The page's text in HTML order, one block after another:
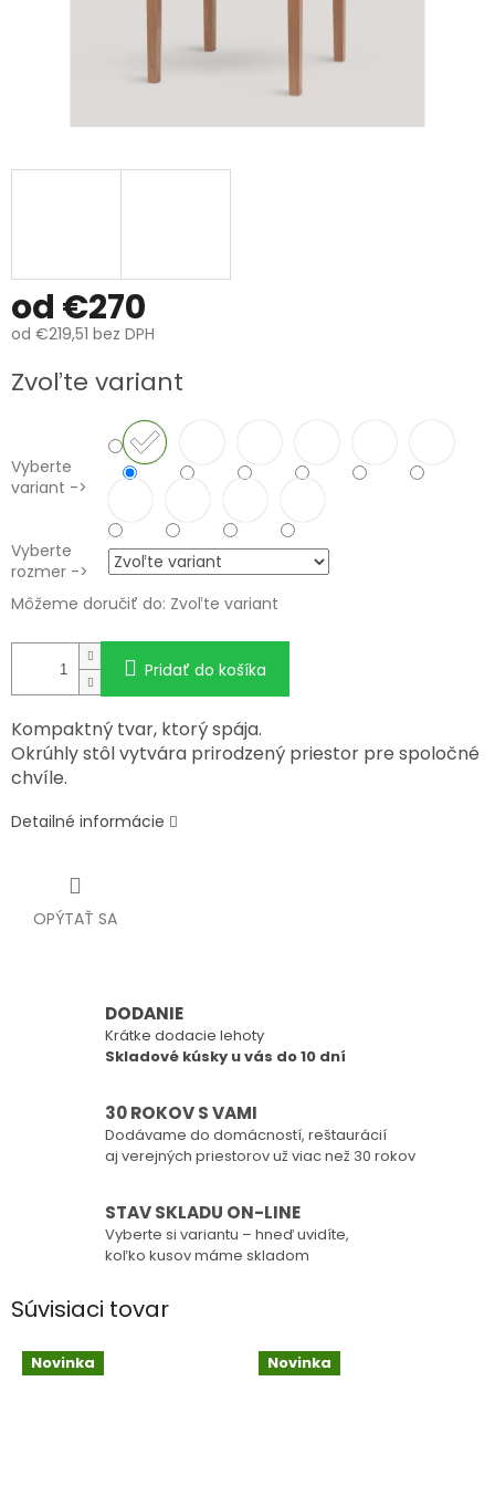
od €270
od €219,51 bez DPH
cena:
Zvoľte variant
Vyberte
variant ->
Vyberte
rozmer ->
Môžeme doručiť do: Zvoľte variant
Pridať do košíka
Kompaktný tvar, ktorý spája.
Okrúhly stôl vytvára prirodzený priestor pre spoločné
chvíle.
Detailné informácie
OPÝTAŤ SA
DODANIE
Krátke dodacie lehoty
Skladové kúsky u vás do 10 dní
30 ROKOV S VAMI
Dodávame do domácností, reštaurácií
aj verejných priestorov už viac než 30 rokov
STAV SKLADU ON-LINE
Vyberte si variantu – hneď uvidíte,
koľko kusov máme skladom
Súvisiaci tovar
Novinka Novinka